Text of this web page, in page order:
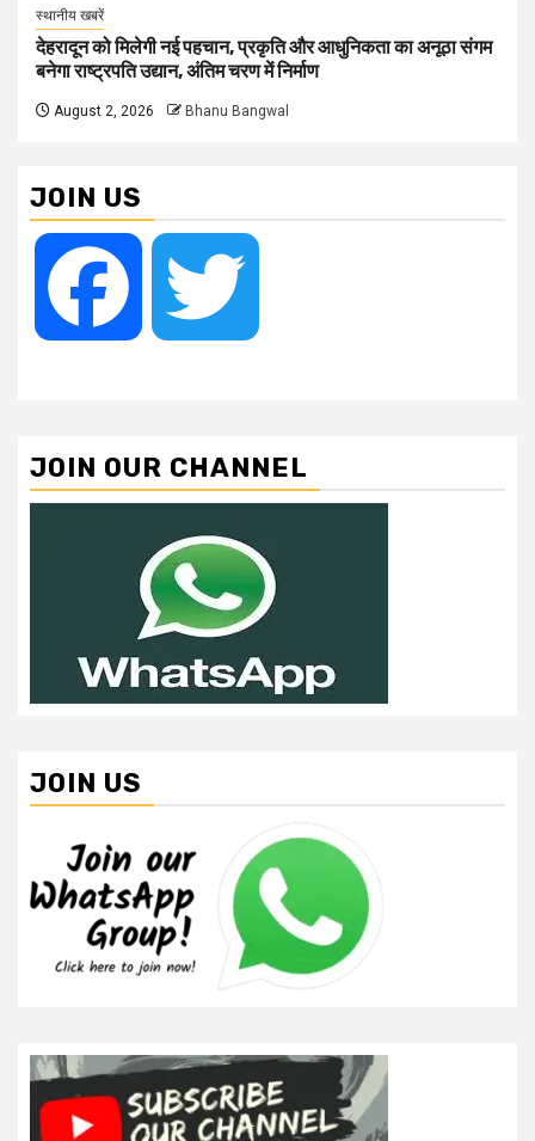
स्थानीय खबरें
देहरादून को मिलेगी नई पहचान, प्रकृति और आधुनिकता का अनूठा संगम
बनेगा राष्ट्रपति उद्यान, अंतिम चरण में निर्माण
August 2, 2026 Bhanu Bangwal
JOIN US
Facebook
JOIN OUR CHANNEL
JOIN US